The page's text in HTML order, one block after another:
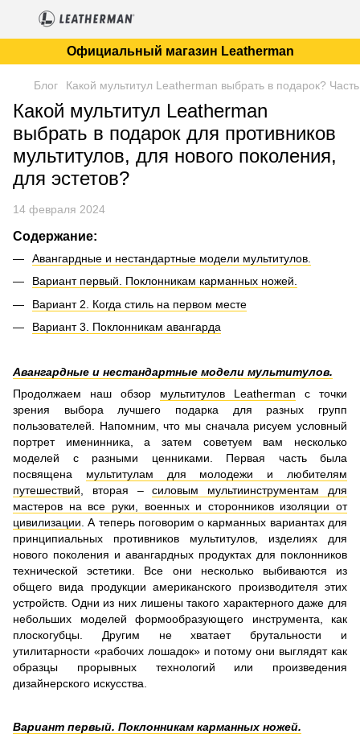
Официальный магазин Leatherman
Блог Какой мультитул Leatherman выбрать в подарок?
Какой мультитул Leatherman
выбрать в подарок для противников
мультитулов, для нового поколения,
для эстетов?
14 февраля 2024
Содержание:
Авангардные и нестандартные модели мультитулов.
Вариант первый. Поклонникам карманных ножей.
Вариант 2. Когда стиль на первом месте
Вариант 3. Поклонникам авангарда
Авангардные и нестандартные модели мультитулов.
Продолжаем наш обзор мультитулов Leatherman с точки
зрения выбора лучшего подарка для разных групп
пользователей. Напомним, что мы сначала рисуем условный
портрет именинника, а затем советуем вам несколько
моделей с разными ценниками. Первая часть была
посвящена мультитулам для молодежи и любителям
путешествий , вторая –силовым мультиинструментам для
мастеров на все руки, военных и сторонников изоляции от
цивилизации . А теперь поговорим о карманных вариантах для
принципиальных противников мультитулов, изделиях для
нового поколения и авангардных продуктах для поклонников
технической эстетики. Все они несколько выбиваются из
общего вида продукции американского производителя этих
устройств. Одни из них лишены такого характерного даже для
небольших моделей формообразующего инструмента, как
плоскогубцы. Другим не хватает брутальности и
утилитарности «рабочих лошадок» и потому они выглядят как
образцы прорывных технологий или произведения
дизайнерского искусства.
Вариант первый. Поклонникам карманных ножей.